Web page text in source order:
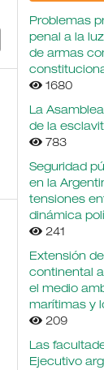
Problemas
penal a la
de armas
1680
La
de la
783
Seguridad
en la
tensiones
dinámica
241
Extensión
continental
el medio
marítimas y
209
Las
Ejecutivo